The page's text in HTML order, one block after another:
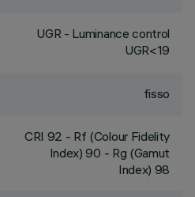
UGR - Luminance control
UGR<19
fisso
CRI 92 - Rf (Colour Fidelity
Index) 90 - Rg (Gamut
Index) 98